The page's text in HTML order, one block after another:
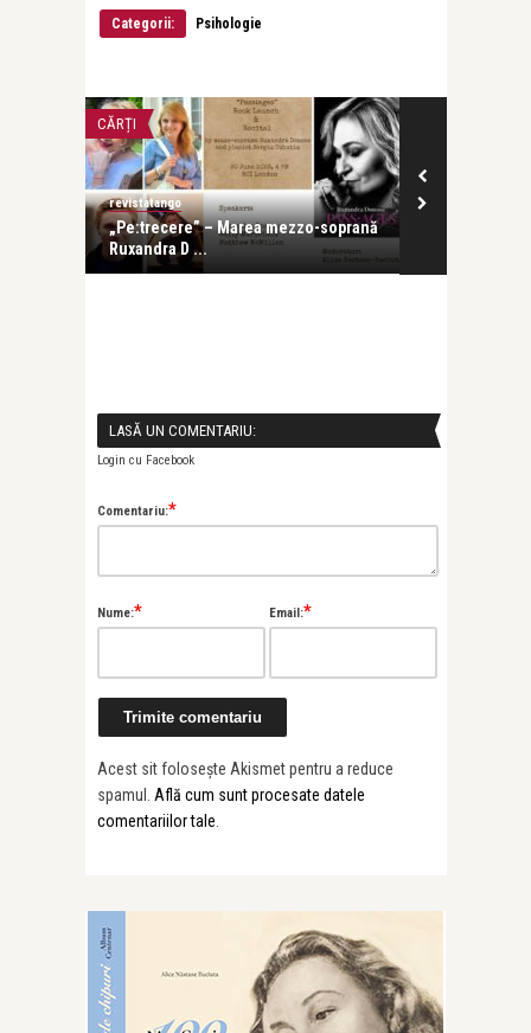
Categorii: Psihologie
CĂRȚI
revistatango
„Pe:trecere” – Marea mezzo-soprană
Ruxandra D ...
LASĂ UN COMENTARIU:
Login cu Facebook
Comentariu:*
Nume:* Email:*
Acest sit folosește Akismet pentru a reduce
spamul. Află cum sunt procesate datele
comentariilor tale